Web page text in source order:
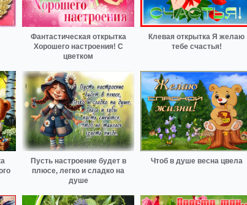
Фантастическая открытка
Хорошего настроения! С
цветком
Клевая открытка Я желаю
тебе счастья!
Пусть настроение будет в
плюсе, легко и сладко на
душе
Чтоб в душе весна цвела